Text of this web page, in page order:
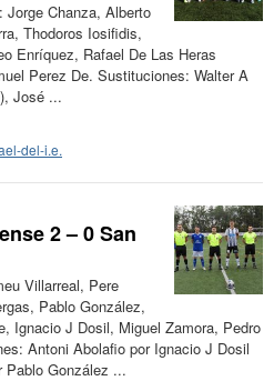
Chanza, Alberto
Thodoros Iosifidis,
Enríquez, Rafael De Las Heras
Perez De. Sustituciones: Walter A
José ...
del-i.e.
2 – 0 San
Villarreal, Pere
Pablo González,
Ignacio J Dosil, Miguel Zamora, Pedro
Antoni Abolafio por Ignacio J Dosil
Pablo González ...